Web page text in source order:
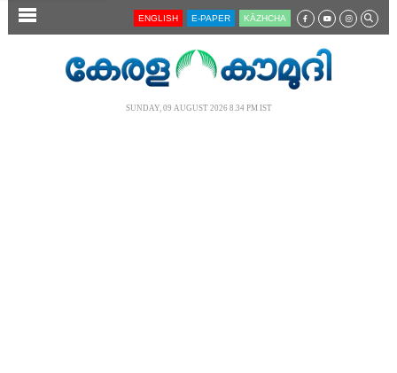
SECTIONS ENGLISH E-PAPER KĀZHCHA
SUNDAY, 09 AUGUST 2026 8.34 PM IST